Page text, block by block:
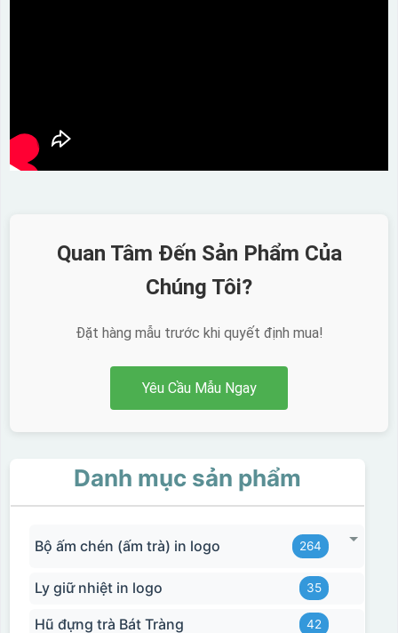
Quan Tâm Đến Sản Phẩm Của
Chúng Tôi?
Đặt hàng mẫu trước khi quyết định mua!
Yêu Cầu Mẫu Ngay
Danh mục sản phẩm
Bộ ấm chén (ấm trà) in logo 264
Ly giữ nhiệt in logo 35
Hũ đựng trà Bát Tràng 42